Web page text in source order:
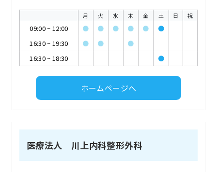
月 火 水 木 金 土 日 祝
09:00~ 12:00 ● ● ● ● ●
●
16:30~ 19:30 ● ●
●
16:30~ 18:30 ●
ホームページへ
医療法人 川上内科整形外科